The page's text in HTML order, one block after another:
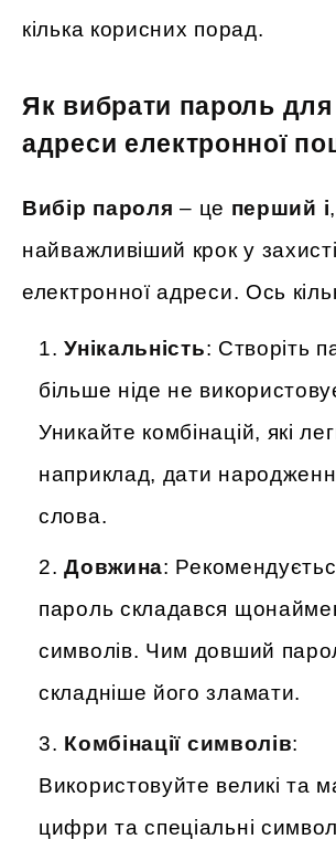
кілька корисних порад.
Як вибрати пароль для
адреси електронної
Вибір пароля – це перший і
найважливіший крок у
електронної адреси. Ось
Унікальність: Створіть
більше ніде не
Уникайте комбінацій, які
наприклад, дати
слова.
Довжина:
пароль складався
символів. Чим довший
складніше його зламати.
Комбінації символів:
Використовуйте великі та
цифри та спеціальні